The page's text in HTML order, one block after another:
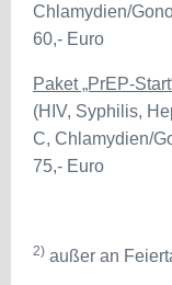
Chlamydien/
60,- Euro
Paket „PrEP-
(HIV, Syphilis,
C, Chlamydien/
75,- Euro
2) außer an